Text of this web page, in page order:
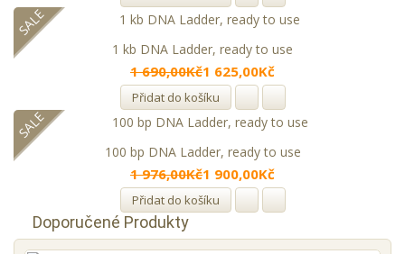
SALE
1 kb DNA Ladder, ready to use
1 690,00Kč1 625,00Kč
Přidat do košíku
SALE
100 bp DNA Ladder, ready to use
1 976,00Kč1 900,00Kč
Přidat do košíku
Doporučené Produkty